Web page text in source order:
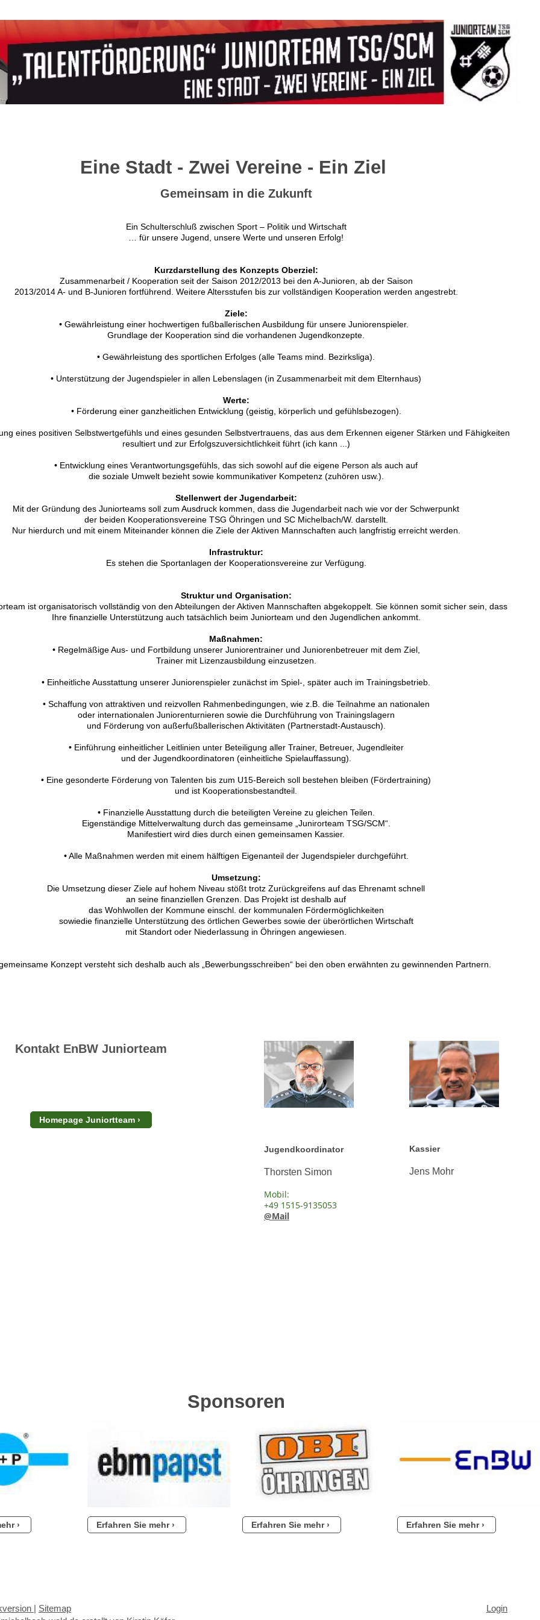
Eine Stadt - Zwei Vereine - Ein Ziel
Gemeinsam in die Zukunft
Ein Schulterschluß zwischen Sport – Politik und Wirtschaft
… für unsere Jugend, unsere Werte und unseren Erfolg!
Kurzdarstellung des Konzepts Oberziel:
Zusammenarbeit / Kooperation seit der Saison 2012/2013 bei den A-Junioren, ab der Saison
2013/2014 A- und B-Junioren fortführend. Weitere Altersstufen bis zur vollständigen Kooperation werden angestrebt.
Ziele:
• Gewährleistung einer hochwertigen fußballerischen Ausbildung für unsere Juniorenspieler.
Grundlage der Kooperation sind die vorhandenen Jugendkonzepte.
• Gewährleistung des sportlichen Erfolges (alle Teams mind. Bezirksliga).
• Unterstützung der Jugendspieler in allen Lebenslagen (in Zusammenarbeit mit dem Elternhaus)
Werte:
• Förderung einer ganzheitlichen Entwicklung (geistig, körperlich und gefühlsbezogen).
eines positiven Selbstwertgefühls und eines gesunden Selbstvertrauens, das aus dem Erkennen eigener Stärken und Fähigkeiten
resultiert und zur Erfolgszuversichtlichkeit führt (ich kann ...)
• Entwicklung eines Verantwortungsgefühls, das sich sowohl auf die eigene Person als auch auf
die soziale Umwelt bezieht sowie kommunikativer Kompetenz (zuhören usw.).
Stellenwert der Jugendarbeit:
Mit der Gründung des Juniorteams soll zum Ausdruck kommen, dass die Jugendarbeit nach wie vor der Schwerpunkt
der beiden Kooperationsvereine TSG Öhringen und SC Michelbach/W. darstellt.
Nur hierdurch und mit einem Miteinander können die Ziele der Aktiven Mannschaften auch langfristig erreicht werden.
Infrastruktur:
Es stehen die Sportanlagen der Kooperationsvereine zur Verfügung.
Struktur und Organisation:
ist organisatorisch vollständig von den Abteilungen der Aktiven Mannschaften abgekoppelt. Sie können somit sicher sein, dass
Ihre finanzielle Unterstützung auch tatsächlich beim Juniorteam und den Jugendlichen ankommt.
Maßnahmen:
• Regelmäßige Aus- und Fortbildung unserer Juniorentrainer und Juniorenbetreuer mit dem Ziel,
Trainer mit Lizenzausbildung einzusetzen.
• Einheitliche Ausstattung unserer Juniorenspieler zunächst im Spiel-, später auch im Trainingsbetrieb.
• Schaffung von attraktiven und reizvollen Rahmenbedingungen, wie z.B. die Teilnahme an nationalen
oder internationalen Juniorenturnieren sowie die Durchführung von Trainingslagern
und Förderung von außerfußballerischen Aktivitäten (Partnerstadt-Austausch).
• Einführung einheitlicher Leitlinien unter Beteiligung aller Trainer, Betreuer, Jugendleiter
und der Jugendkoordinatoren (einheitliche Spielauffassung).
• Eine gesonderte Förderung von Talenten bis zum U15-Bereich soll bestehen bleiben (Fördertraining)
und ist Kooperationsbestandteil.
• Finanzielle Ausstattung durch die beteiligten Vereine zu gleichen Teilen.
Eigenständige Mittelverwaltung durch das gemeinsame „Junirorteam TSG/SCM“.
Manifestiert wird dies durch einen gemeinsamen Kassier.
• Alle Maßnahmen werden mit einem hälftigen Eigenanteil der Jugendspieler durchgeführt.
Umsetzung:
Die Umsetzung dieser Ziele auf hohem Niveau stößt trotz Zurückgreifens auf das Ehrenamt schnell
an seine finanziellen Grenzen. Das Projekt ist deshalb auf
das Wohlwollen der Kommune einschl. der kommunalen Fördermöglichkeiten
sowiedie finanzielle Unterstützung des örtlichen Gewerbes sowie der überörtlichen Wirtschaft
mit Standort oder Niederlassung in Öhringenangewiesen.
Konzept versteht sich deshalb auch als „Bewerbungsschreiben“ bei den oben erwähnten zu gewinnenden Partnern.
Kontakt EnBW Juniorteam
Homepage Juniortteam
Jugendkoordinator
Thorsten Simon
Mobil:
+49 1515-9135053
@Mail
Kassier
Jens Mohr
Sponsoren
Erfahren Sie mehr Erfahren Sie mehr Erfahren Sie mehr
| Sitemap
Login